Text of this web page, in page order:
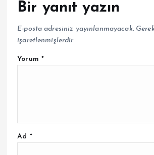
Bir yanıt yazın
E-posta adresiniz yayınlanmayacak.
işaretlenmişlerdir
Yorum *
Ad *